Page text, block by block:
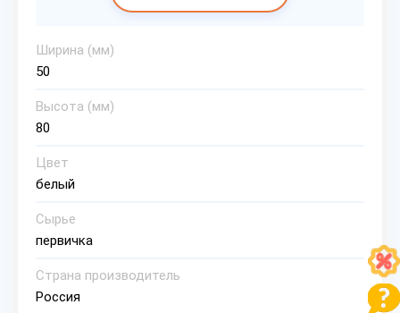
Ширина (мм)
50
Высота (мм)
80
Цвет
белый
Сырье
первичка
Страна производитель
Россия